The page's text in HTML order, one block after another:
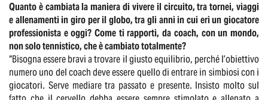
Quanto è cambiata la maniera di vivere il circuito, tra tornei, viaggi
e allenamenti in giro per il globo, tra gli anni in cui eri un giocatore
professionista e oggi? Come ti rapporti, da coach, con un mondo,
non solo tennistico, che è cambiato totalmente?
“Bisogna essere bravi a trovare il giusto equilibrio, perché l’obiettivo
numero uno del coach deve essere quello di entrare in simbiosi con i
giocatori. Serve mediare tra passato e presente. Insisto molto sul